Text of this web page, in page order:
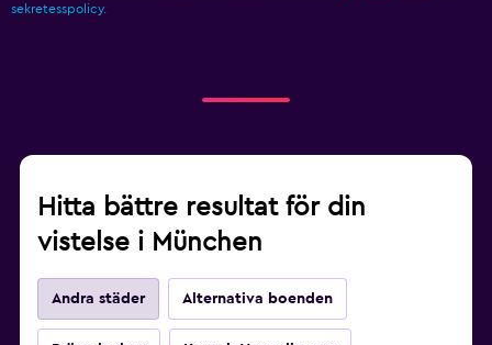
sekretesspolicy.
Hitta bättre resultat för din
vistelse i München
Andra städer Alternativa boenden